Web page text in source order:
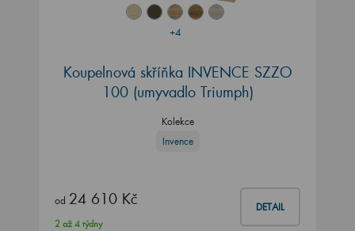
+4
Koupelnová skříňka INVENCE SZZO
100 (umyvadlo Triumph)
Kolekce
Invence
od 24 610 Kč DETAIL
2 až 4 týdny